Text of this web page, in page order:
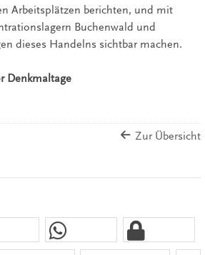
Arbeitsplätzen berichten, und mit
Buchenwald und
dieses Handelns sichtbar machen.
Denkmaltage
Zur Übersicht